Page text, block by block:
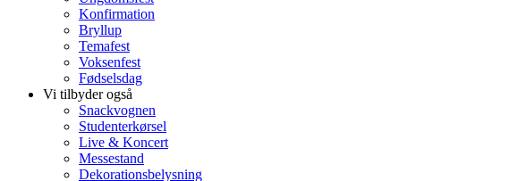
Konfirmation
Bryllup
Temafest
Voksenfest
Fødselsdag
Vi tilbyder også
Snackvognen
Studenterkørsel
Live & Koncert
Messestand
Dekorationsbelysning